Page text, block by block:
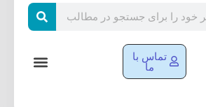
تماس با
ما